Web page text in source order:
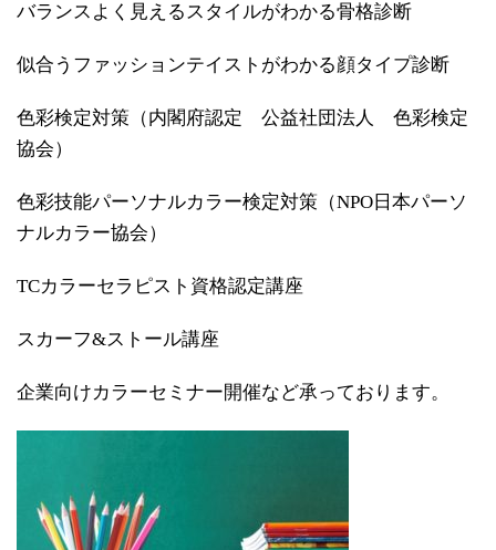
バランスよく見えるスタイルがわかる骨格診断
似合うファッションテイストがわかる顔タイプ診断
色彩検定対策（内閣府認定 公益社団法人 色彩検定
協会）
色彩技能パーソナルカラー検定対策（NPO日本パーソ
ナルカラー協会）
TCカラーセラピスト資格認定講座
スカーフ&ストール講座
企業向けカラーセミナー開催など承っております。